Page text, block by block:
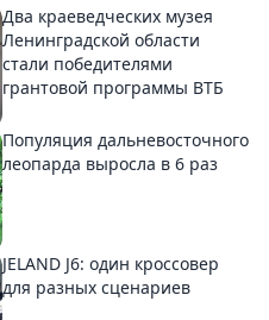
Два краеведческих музея
Ленинградской области
стали победителями
грантовой программы ВТБ
Популяция дальневосточного
леопарда выросла в 6 раз
JELAND J6: один кроссовер
для разных сценариев